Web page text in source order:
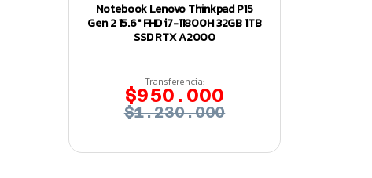
Notebook Lenovo Thinkpad P15
Gen 2 15.6″ FHD i7-11800H 32GB 1TB
SSD RTX A2000
Transferencia:
$950.000
$1.230.000